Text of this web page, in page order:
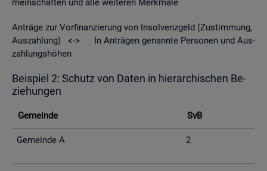
mein­schaf­ten und alle wei­te­ren Merk­ma­le
An­trä­ge zur Vor­fi­nan­zie­rung von In­sol­venz­geld (Zu­stim­mung,
Aus­zah­lung) <-> In An­trä­gen ge­nann­te Per­so­nen und Aus­
zah­lungs­hö­hen
Bei­spiel 2: Schutz von Daten in hier­ar­chi­schen Be­
zie­hun­gen
Ge­mein­de SvB
Ge­mein­de A 2